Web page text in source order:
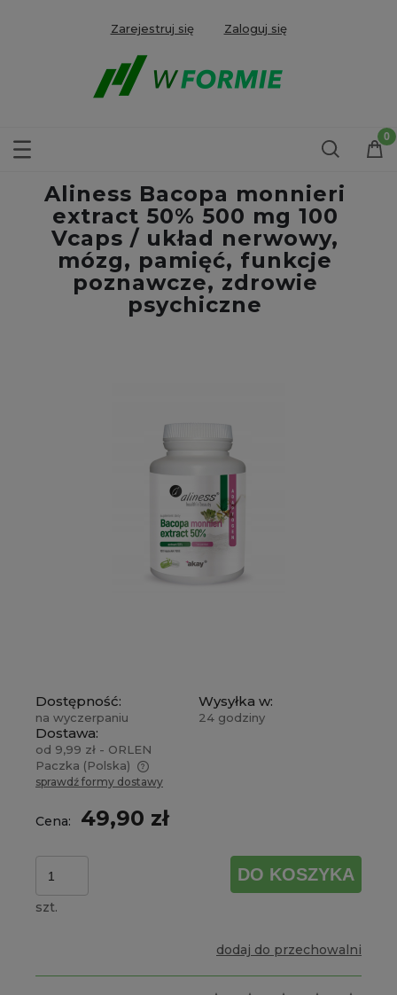
Zarejestruj się Zaloguj się
Aliness Bacopa monnieri
extract 50% 500 mg 100
Vcaps / układ nerwowy,
mózg, pamięć, funkcje
poznawcze, zdrowie
psychiczne
Dostępność:
na wyczerpaniu
Wysyłka w:
24 godziny
Dostawa:
od 9,99 zł - ORLEN
Paczka (Polska)
Cena nie zawiera ewentualnych kosztów
sprawdź formy dostawy
Cena: 49,90 zł
szt.
DO KOSZYKA
dodaj do przechowalni